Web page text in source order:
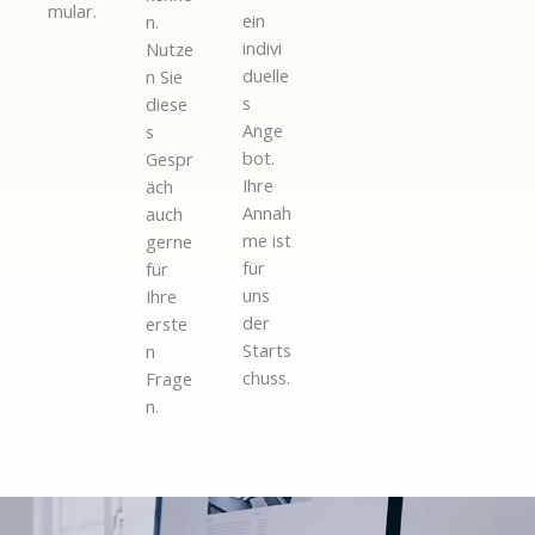
mular.
n.
Nutze
n Sie
diese
s
Gespr
äch
auch
gerne
für
Ihre
erste
n
Frage
n.
ein
indivi
duelle
s
Ange
bot.
Ihre
Annah
me ist
für
uns
der
Starts
chuss.